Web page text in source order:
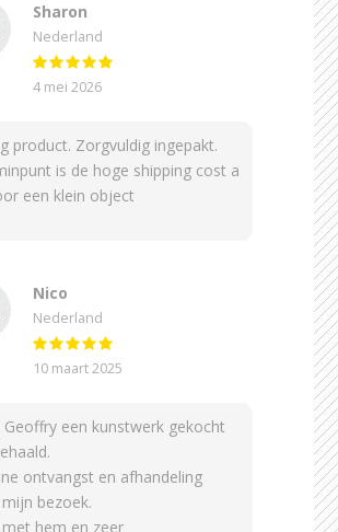
Sharon
Nederland
4 mei 2026
product. Zorgvuldig ingepakt.
is de hoge shipping cost a
een klein object
Nico
Nederland
10 maart 2025
Geoffry een kunstwerk gekocht
ontvangst en afhandeling
bezoek.
met hem en zeer